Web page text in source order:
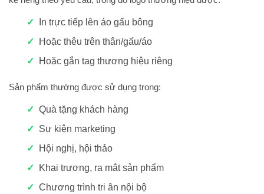
In trực tiếp lên áo gấu bông
Hoặc thêu trên thân/gấu/áo
Hoặc gắn tag thương hiệu riêng
Sản phẩm thường được sử dụng trong:
Quà tặng khách hàng
Sự kiện marketing
Hội nghị, hội thảo
Khai trương, ra mắt sản phẩm
Chương trình tri ân nội bộ